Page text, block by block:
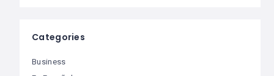
Categories
Business